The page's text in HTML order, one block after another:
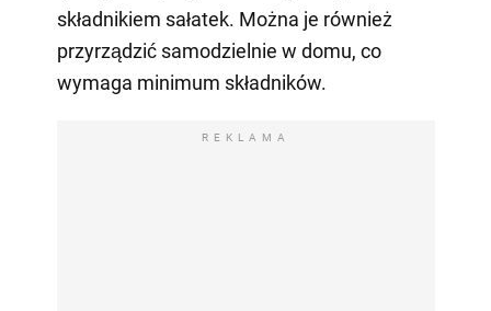
składnikiem sałatek. Można je również
przyrządzić samodzielnie w domu, co
wymaga minimum składników.
REKLAMA